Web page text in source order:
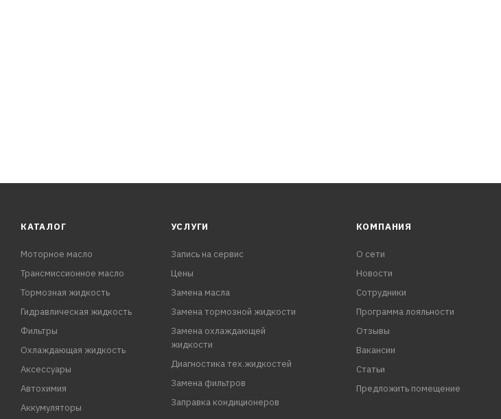
КАТАЛОГ
Моторное масло
Трансмиссионное масло
Тормозная жидкость
Гидравлическая жидкость
Фильтры
Охлаждающая жидкость
Аксессуары
Автохимия
Аккумуляторы
УСЛУГИ
Запись на сервис
Цены
Замена масла
Замена тормозной жидкости
Замена охлаждающей
жидкости
Диагностика тех.жидкостей
Замена фильтров
Заправка кондиционеров
КОМПАНИЯ
О сети
Новости
Сотрудники
Программа лояльности
Отзывы
Вакансии
Статьи
Предложить помещение